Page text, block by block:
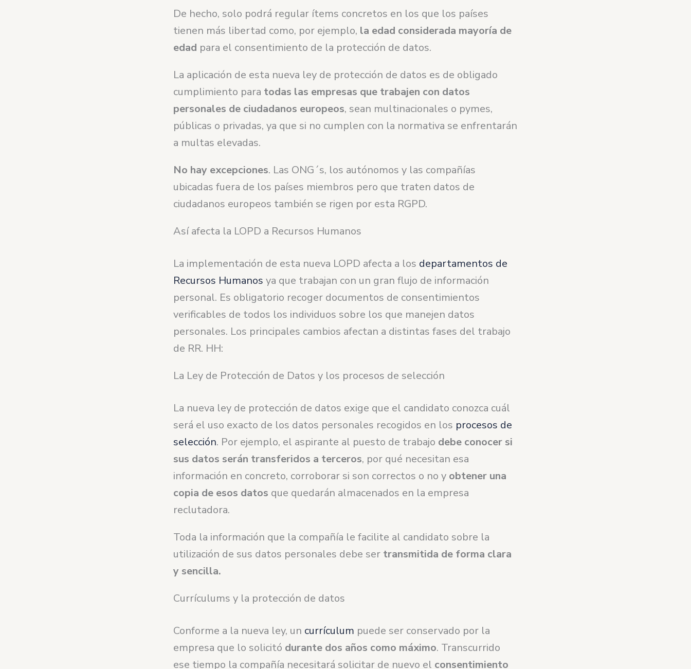
De hecho, solo podrá regular ítems concretos en los que los países
tienen más libertad como, por ejemplo, la edad considerada mayoría de
edad para el consentimiento de la protección de datos.
La aplicación de esta nueva ley de protección de datos es de obligado
cumplimiento para todas las empresas que trabajen con datos
personales de ciudadanos europeos, sean multinacionales o pymes,
públicas o privadas, ya que si no cumplen con la normativa se enfrentarán
a multas elevadas.
No hay excepciones. Las ONG´s, los autónomos y las compañías
ubicadas fuera de los países miembros pero que traten datos de
ciudadanos europeos también se rigen por esta RGPD.
Así afecta la LOPD a Recursos Humanos
La implementación de esta nueva LOPD afecta a los departamentos de
Recursos Humanos ya que trabajan con un gran flujo de información
personal. Es obligatorio recoger documentos de consentimientos
verificables de todos los individuos sobre los que manejen datos
personales. Los principales cambios afectan a distintas fases del trabajo
de RR. HH:
La Ley de Protección de Datos y los procesos de selección
La nueva ley de protección de datos exige que el candidato conozca cuál
será el uso exacto de los datos personales recogidos en los procesos de
selección. Por ejemplo, el aspirante al puesto de trabajo debe conocer si
sus datos serán transferidos a terceros, por qué necesitan esa
información en concreto, corroborar si son correctos o no y obtener una
copia de esos datos que quedarán almacenados en la empresa
reclutadora.
Toda la información que la compañía le facilite al candidato sobre la
utilización de sus datos personales debe ser transmitida de forma clara
y sencilla.
Currículums y la protección de datos
Conforme a la nueva ley, un currículum puede ser conservado por la
empresa que lo solicitó durante dos años como máximo. Transcurrido
ese tiempo la compañía necesitará solicitar de nuevo el consentimiento